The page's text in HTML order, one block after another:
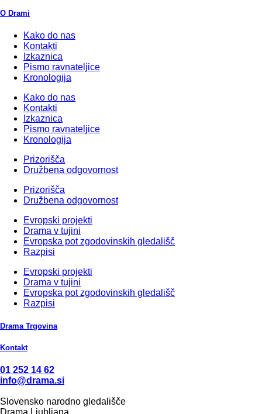
O Drami
Kako do nas
Kontakti
Izkaznica
Pismo ravnateljice
Kronologija
Kako do nas
Kontakti
Izkaznica
Pismo ravnateljice
Kronologija
Prizorišča
Družbena odgovornost
Prizorišča
Družbena odgovornost
Evropski projekti
Drama v tujini
Evropska pot zgodovinskih gledališč
Razpisi
Evropski projekti
Drama v tujini
Evropska pot zgodovinskih gledališč
Razpisi
Drama Trgovina
Kontakt
01 252 14 62
info@drama.si
Slovensko narodno gledališče